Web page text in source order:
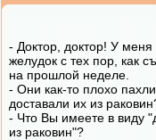
- Доктор, доктор! У меня
желудок с тех пор, как
на прошлой неделе.
- Они как-то плохо
доставали их из
- Что Вы имеете в виду
из раковин"?